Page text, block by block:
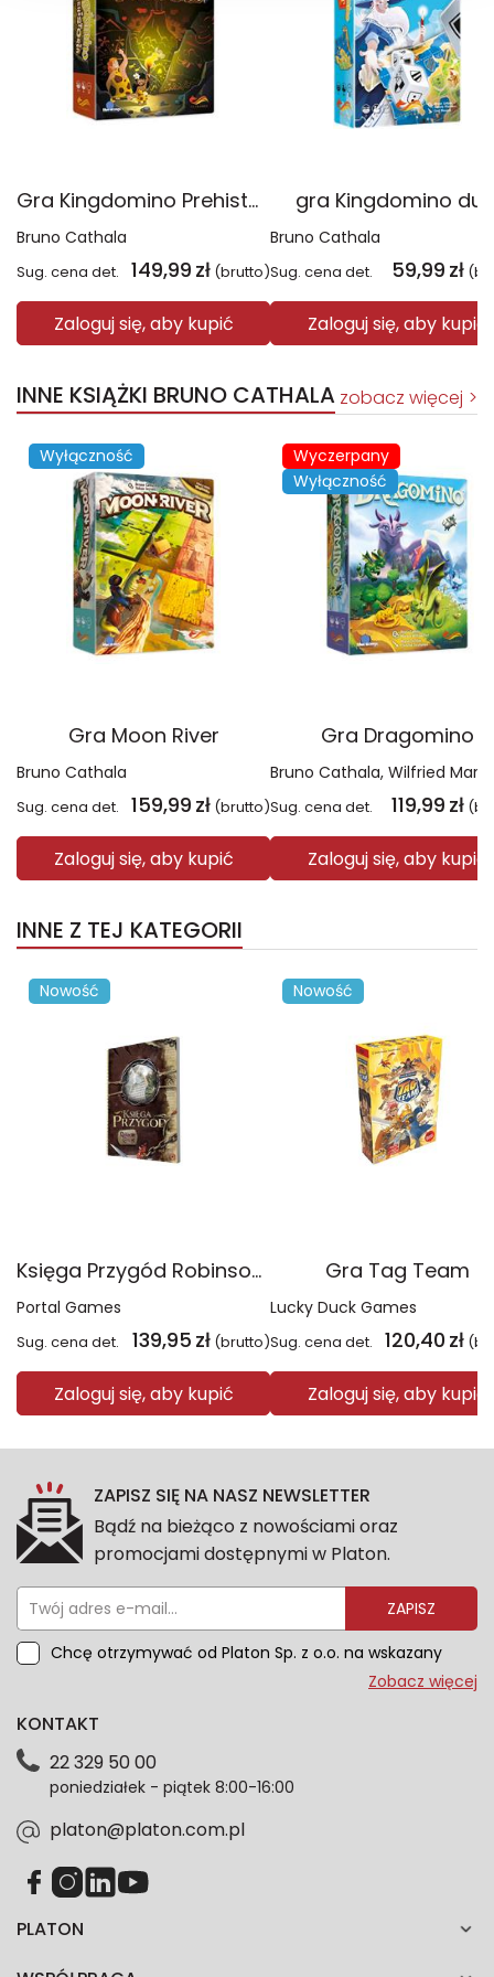
Gra Kingdomino Prehistoria
Bruno Cathala
Sug. cena det. 149,99 zł (brutto)
Zaloguj się, aby kupić
gra Kingdomino
Bruno Cathala
Sug. cena det. 59,99 zł
Zaloguj się, aby kupić
INNE KSIĄŻKI BRUNO CATHALA zobacz więcej
Wyłączność
Gra Moon River
Bruno Cathala
Sug. cena det. 159,99 zł (brutto)
Zaloguj się, aby kupić
Wyczerpany
Wyłączność
Gra Dragomino
Bruno Cathala Wilfried Marie
Sug. cena det. 119,99 zł
Zaloguj się, aby kupić
INNE Z TEJ KATEGORII
Nowość
Księga Przygód Robinson Crusoe
Portal Games
Sug. cena det. 139,95 zł (brutto)
Zaloguj się, aby kupić
Nowość
Gra Tag Team
Lucky Duck Games
Sug. cena det. 120,40 zł
Zaloguj się, aby kupić
ZAPISZ SIĘ NA NASZ NEWSLETTER
Bądź na bieżąco z nowościami oraz
promocjami dostępnymi w Platon.
ZAPISZ
Chcę otrzymywać od Platon Sp. z o.o. na wskazany
przeze mnie adres e-mail informacje marketingowe
dotyczące danych osobowych znajdziesz w naszej
każdym czasie. Wycofanie zgody nie wpłynie na
zgodność z prawem przetwarzania dokonanego przed
Zobacz więcej
PLATON
KONTAKT
22 329 50 00
poniedziałek - piątek 8:00-16:00
platon@platon.com.pl